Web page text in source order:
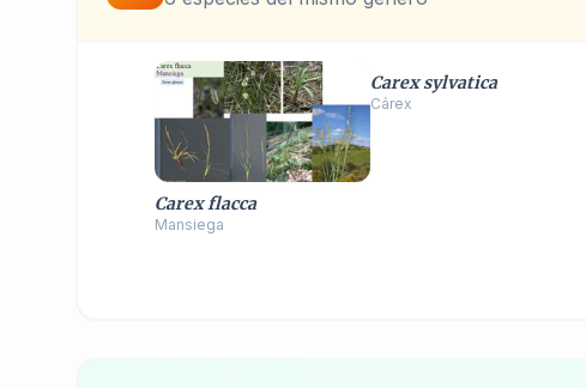
Carex flacca
Mansiega
Carex sylvatica
Cárex